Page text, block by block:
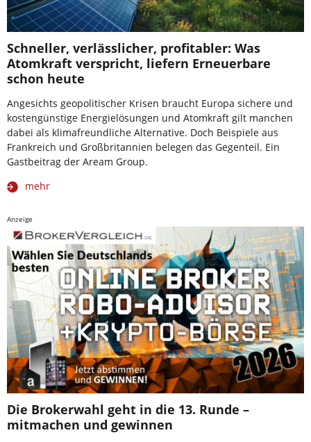
Schneller, verlässlicher, profitabler: Was
Atomkraft verspricht, liefern Erneuerbare
schon heute
Angesichts geopolitischer Krisen braucht Europa sichere und
kostengünstige Energielösungen und Atomkraft gilt manchen
dabei als klimafreundliche Alternative. Doch Beispiele aus
Frankreich und Großbritannien belegen das Gegenteil. Ein
Gastbeitrag der Aream Group.
mehr
Anzeige
Die Brokerwahl geht in die 13. Runde –
mitmachen und gewinnen